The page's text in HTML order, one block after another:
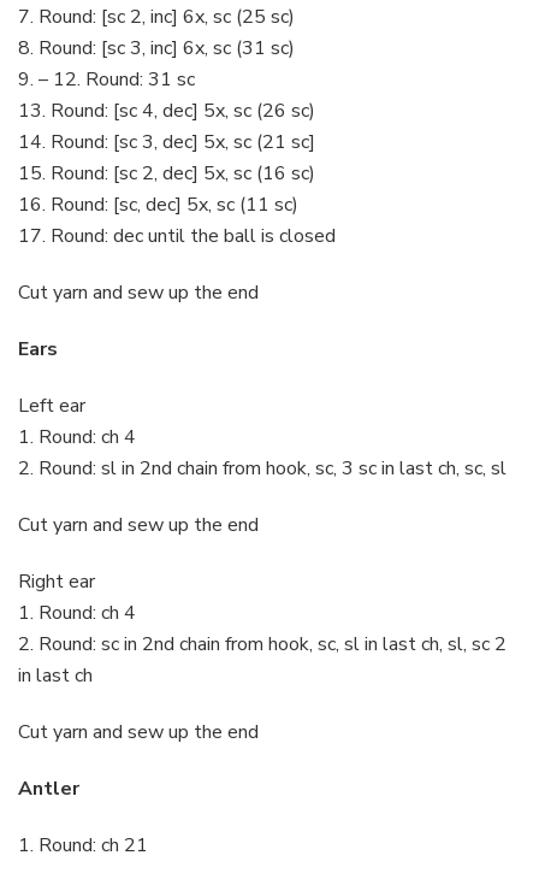
7. Round: [sc 2, inc] 6x, sc (25 sc)
8. Round: [sc 3, inc] 6x, sc (31 sc)
9. – 12. Round: 31 sc
13. Round: [sc 4, dec] 5x, sc (26 sc)
14. Round: [sc 3, dec] 5x, sc (21 sc]
15. Round: [sc 2, dec] 5x, sc (16 sc)
16. Round: [sc, dec] 5x, sc (11 sc)
17. Round: dec until the ball is closed
Cut yarn and sew up the end
Ears
Left ear
1. Round: ch 4
2. Round: sl in 2nd chain from hook, sc, 3 sc in last ch, sc, sl
Cut yarn and sew up the end
Right ear
1. Round: ch 4
2. Round: sc in 2nd chain from hook, sc, sl in last ch, sl, sc 2
in last ch
Cut yarn and sew up the end
Antler
1. Round: ch 21